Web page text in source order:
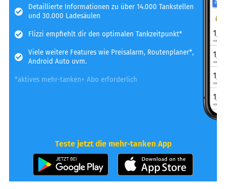
Detaillierte Informationen zu über 14.000 Tankstellen
und 30.000 Ladesäulen
Flizzi empfiehlt dir den optimalen Tankzeitpunkt*
Viele weitere Features wie Preisalarm, Routenplaner*,
Android Auto uvm.
*aktives mehr-tanken+ Abo erforderlich
Teste jetzt die mehr-tanken App